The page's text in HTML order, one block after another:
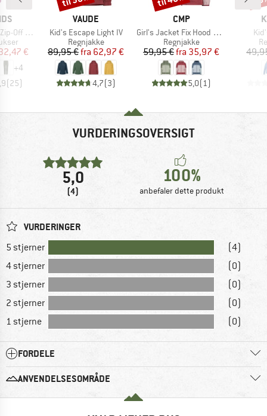
Slim Fit
pris
€
+4
(25)
MÆRKE
VAUDE
Artikel
Kid's Escape Light IV
Produktgruppe
Regnjakke
Pris
89,95 € Nedsat pris
fra 62,97 €
4,7(3)
MÆRKE
CMP
Artikel
Girl's Jacket Fix Hood Ripstop
Produktgruppe
Regnjakke
Pris
59,95 € Nedsat pris
fra 35,97 €
5,0(1 )
VURDERINGSOVERSIGT
5,0
(4)
100%
anbefaler dette produkt
VURDERINGER
5 stjerner
(4)
4 stjerner
(0)
3 stjerner
(0)
2 stjerner
(0)
1 stjerne
(0)
FORDELE
ANVENDELSESOMRÅDE